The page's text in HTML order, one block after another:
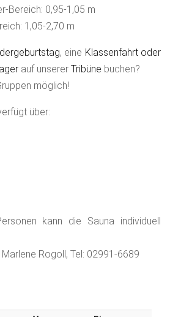
Bereich: 0,95-1,05 m
1,05-2,70 m
, eine Klassenfahrt oder
auf unserer Tribüne buchen?
möglich!
über:
kann die Sauna individuell
Rogoll, Tel: 02991-6689